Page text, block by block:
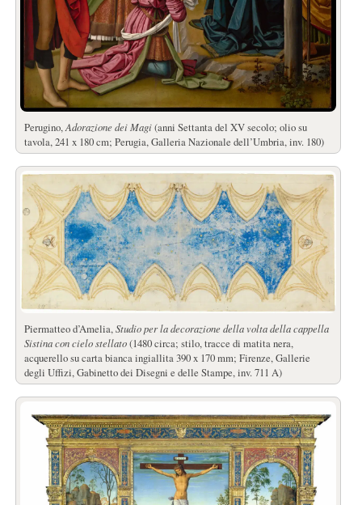
Perugino,Adorazione dei Magi(anni Settanta del XV secolo; olio su
tavola, 241 x 180 cm; Perugia, Galleria Nazionale dell’Umbria, inv. 180)
Piermatteo d’Amelia,Studio per la decorazione della volta della cappella
Sistina con cielo stellato(1480 circa; stilo, tracce di matita nera,
acquerello su carta bianca ingiallita 390 x 170 mm; Firenze, Gallerie
degli Uffizi, Gabinetto dei Disegni e delle Stampe, inv. 711 A)